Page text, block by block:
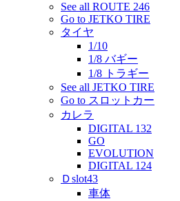
See all ROUTE 246
Go to JETKO TIRE
タイヤ
1/10
1/8 バギー
1/8 トラギー
See all JETKO TIRE
Go to スロットカー
カレラ
DIGITAL 132
GO
EVOLUTION
DIGITAL 124
Ｄslot43
車体